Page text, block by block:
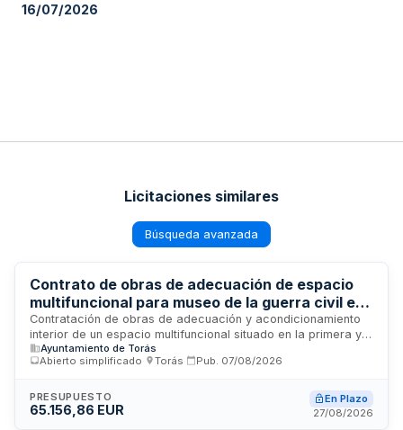
16/07/2026
Licitaciones similares
Búsqueda avanzada
Contrato de obras de adecuación de espacio
multifuncional para museo de la guerra civil en
Torás
Contratación de obras de adecuación y acondicionamiento
interior de un espacio multifuncional situado en la primera y
segunda planta de un edificio municipal para albergar salas
de exposiciones dedicadas a la guerra civil española desde
estas obras de albañilería y construcción mediante
procedimiento abierto simplificado, financiadas por una
Ayuntamiento de Torás
Abierto simplificado
Torás Pub. 07/08/2026
PRESUPUESTO
65.156,86 EUR
En Plazo
27/08/2026